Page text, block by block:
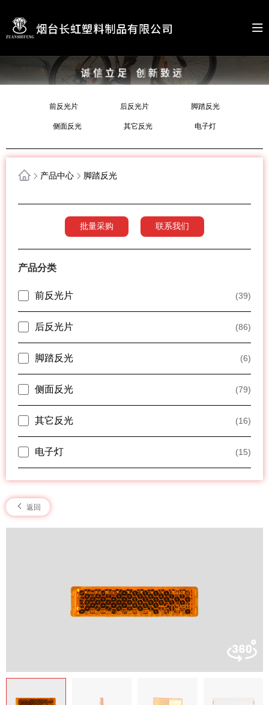
前反光片 后反光片 脚踏反光
侧面反光 其它反光 电子灯
产品中心 脚踏反光
批量采购 联系我们
产品分类
前反光片 (39)
后反光片 (86)
脚踏反光 (6)
侧面反光 (79)
其它反光 (16)
电子灯 (15)
返回